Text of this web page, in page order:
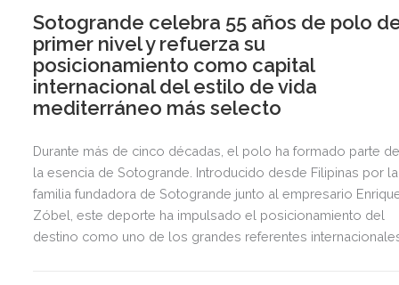
Sotogrande celebra 55 años de polo
primer nivel y refuerza su
posicionamiento como capital
internacional del estilo de vida
mediterráneo más selecto
Durante más de cinco décadas, el polo ha formado parte
la esencia de Sotogrande. Introducido desde Filipinas por la
familia fundadora de Sotogrande junto al empresario
Zóbel, este deporte ha impulsado el posicionamiento del
destino como uno de los grandes referentes